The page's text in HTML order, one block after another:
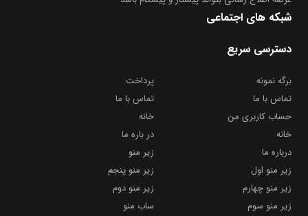
شبکه های اجتماعی
دسترسی سریع
برگه نمونه
پرداخت
تماس با ما
تماس با ما
حساب کاربری من
خانه
خانه
در باره ما
درباره ما
زیر منو
زیر منو اول
زیر منو پنجم
زیر منو چهارم
زیر منو دوم
زیر منو سوم
ساب منو